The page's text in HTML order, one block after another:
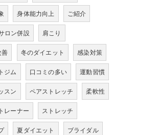
身体能力向上 ご紹介
ロン併設 肩こり
善 冬のダイエット 感染対策
ジム 口コミの多い 運動習慣
スン ペアストレッチ 柔軟性
レーナー ストレッチ
夏ダイエット ブライダル